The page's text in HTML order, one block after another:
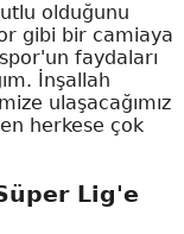
olduğunu
gibi bir camiaya
faydaları
İnşallah
ulaşacağımız
herkese çok
Lig'e